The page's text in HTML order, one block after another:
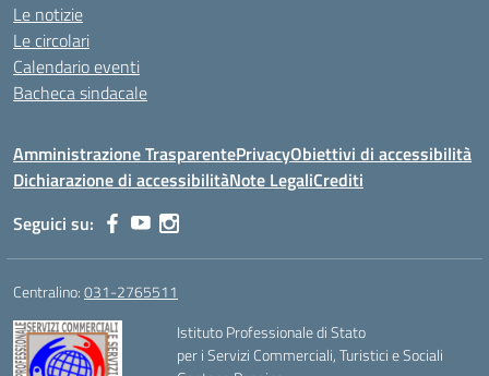
Le notizie
Le circolari
Calendario eventi
Bacheca sindacale
Amministrazione TrasparentePrivacyObiettivi di accessibilità
Dichiarazione di accessibilitàNote LegaliCrediti
Seguici su:
Centralino:031-2765511
Istituto Professionale di Stato
per i Servizi Commerciali, Turistici e Sociali